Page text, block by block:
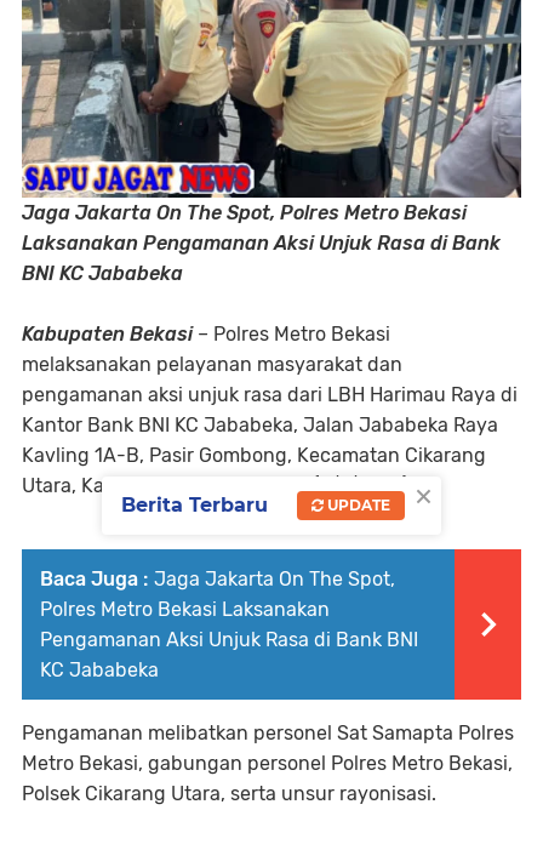
Jaga Jakarta On The Spot, Polres Metro Bekasi
Laksanakan Pengamanan Aksi Unjuk Rasa di Bank
BNI KC Jababeka
Kabupaten Bekasi – Polres Metro Bekasi
melaksanakan pelayanan masyarakat dan
pengamanan aksi unjuk rasa dari LBH Harimau Raya di
Kantor Bank BNI KC Jababeka, Jalan Jababeka Raya
Kavling 1A-B, Pasir Gombong, Kecamatan Cikarang
Utara, Kabupaten Bekasi, Senin (6/7/2026).
Baca Juga : Jaga Jakarta On The Spot,
Polres Metro Bekasi Laksanakan
Pengamanan Aksi Unjuk Rasa di Bank BNI
KC Jababeka
Pengamanan melibatkan personel Sat Samapta Polres
Metro Bekasi, gabungan personel Polres Metro Bekasi,
Polsek Cikarang Utara, serta unsur rayonisasi.
×
Berita Terbaru UPDATE